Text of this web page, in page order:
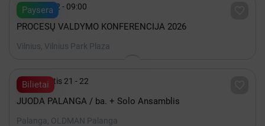
Paysera
 Spalis 22 - 09:00
PROCESŲ VALDYMO KONFERENCIJA 2026
Vilnius, Vilnius Park Plaza
Bilietai
 Rugpjūtis 21 - 22
JUODA PALANGA / ba. + Solo Ansamblis
Palanga, OLDMAN Palanga